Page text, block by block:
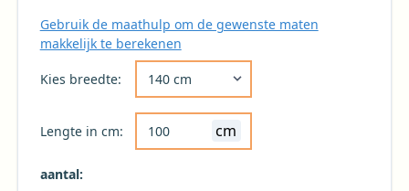
Gebruik de maathulp om de gewenste maten
makkelijk te berekenen
Kies breedte:
Lengte in cm: cm
aantal: